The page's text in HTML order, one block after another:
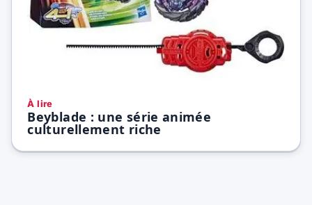
À lire
Beyblade : une série animée
culturellement riche